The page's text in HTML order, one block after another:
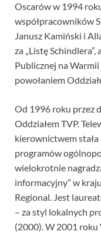
Oscarów w 1994
współpracowników
Janusz Kamiński i
za „Listę
Publicznej na
powołaniem
Od 1996 roku przez
Oddziałem TVP.
kierownictwem
programów
wielokrotnie
informacyjny” w
Regional. Jest
– za styl lokalnych
(2000). W 2001